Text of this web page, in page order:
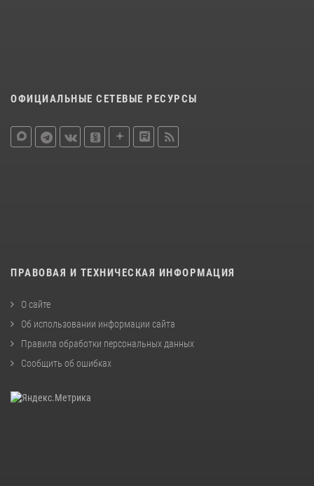
ОФИЦИАЛЬНЫЕ СЕТЕВЫЕ РЕСУРСЫ
ПРАВОВАЯ И ТЕХНИЧЕСКАЯ ИНФОРМАЦИЯ
О сайте
Об использовании информации сайта
Правила обработки персональных данных
Сообщить об ошибках